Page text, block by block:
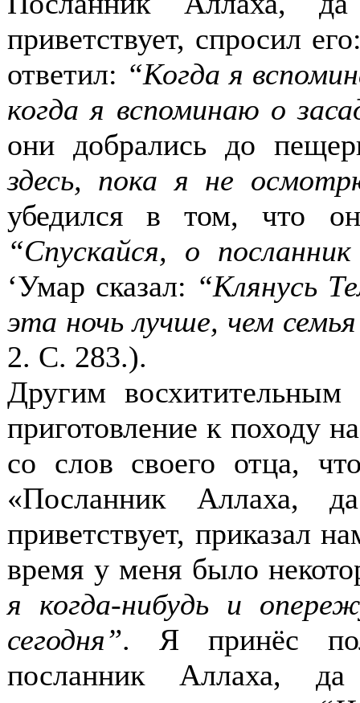
приветствует, спросил
ответил: “Когда я
когда я вспоминаю о
они добрались до
здесь, пока я не
убедился в том, что
“Спускайся, о
‘Умар сказал: “Клянусь
эта ночь лучше, чем
2. С. 283.).
Другим
приготовление к походу
со слов своего отца,
«Посланник Аллаха,
приветствует, приказал
время у меня было
я когда-нибудь и
сегодня”. Я принёс
посланник Аллаха,